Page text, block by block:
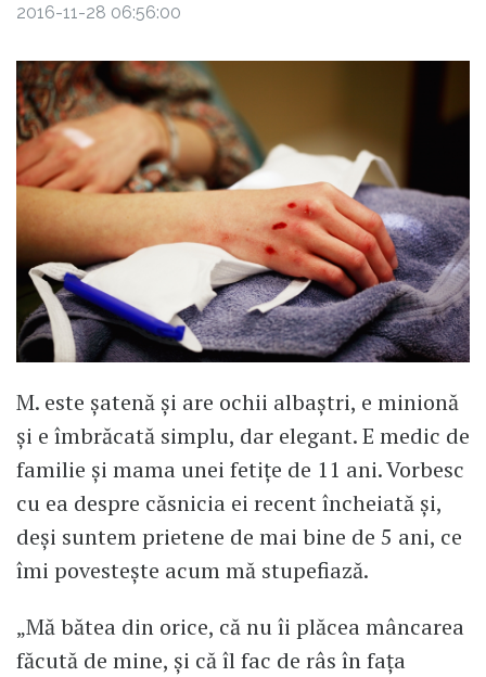
2016-11-28 06:56:00
M. este șatenă și are ochii albaștri, e minionă
și e îmbrăcată simplu, dar elegant. E medic de
familie și mama unei fetițe de 11 ani. Vorbesc
cu ea despre căsnicia ei recent încheiată și,
deși suntem prietene de mai bine de 5 ani, ce
îmi povestește acum mă stupefiază.
„Mă bătea din orice, că nu îi plăcea mâncarea
făcută de mine, și că îl fac de râs în fața